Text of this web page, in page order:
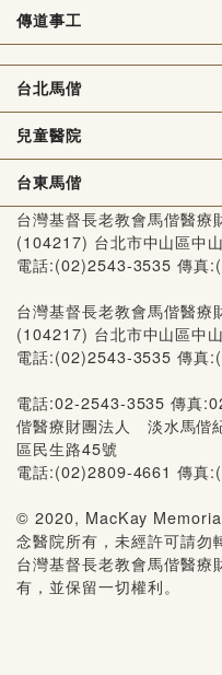
傳道事工
台北馬偕
兒童醫院
台東馬偕
台灣基督長老教會馬偕醫
(104217) 台北市中山區中
電話:(02)2543-3535 傳真
台灣基督長老教會馬偕醫
(104217) 台北市中山區中
電話:(02)2543-3535 傳真
電話:02-2543-3535 傳真
偕醫療財團法人 淡水馬
區民生路45號
電話:(02)2809-4661 傳真
© 2020, MacKay
念醫院所有，未經許可請勿
台灣基督長老教會馬偕醫療
有，並保留一切權利。